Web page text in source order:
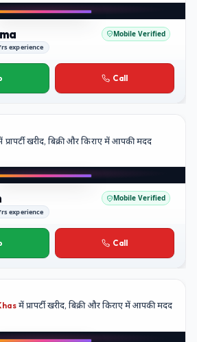
Mobile Verified
experience
Call
प्रापर्टी खरीद, बिक्री और किराए में आपकी मदद
Mobile Verified
experience
Call
में प्रापर्टी खरीद, बिक्री और किराए में आपकी मदद